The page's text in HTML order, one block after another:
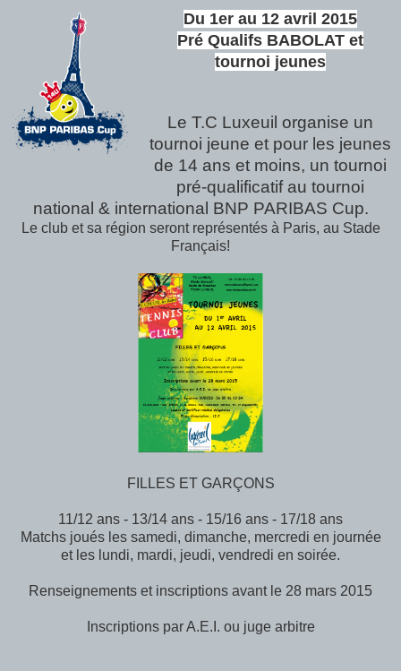
Du 1er au 12 avril 2015
Pré Qualifs BABOLAT et
tournoi jeunes
Le T.C Luxeuil organise un
tournoi jeune et pour les jeunes
de 14 ans et moins, un tournoi
pré-qualificatif au tournoi
national & international BNP PARIBAS Cup.
Le club et sa région seront représentés à Paris, au Stade
Français!
FILLES ET GARÇONS
11/12 ans - 13/14 ans - 15/16 ans - 17/18 ans
Matchs joués les samedi, dimanche, mercredi en journée
et les lundi, mardi, jeudi, vendredi en soirée.
Renseignements et inscriptions avant le 28 mars 2015
Inscriptions par A.E.I. ou juge arbitre